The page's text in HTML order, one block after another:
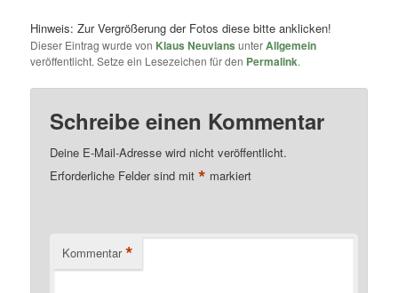
Hinweis: Zur Vergrößerung der Fotos diese bitte anklicken!
Dieser Eintrag wurde von Klaus Neuvians unterAllgemein
veröffentlicht. Setze ein Lesezeichen für den Permalink.
Schreibe einen Kommentar
Deine E-Mail-Adresse wird nicht veröffentlicht.
Erforderliche Felder sind mit* markiert
Kommentar *